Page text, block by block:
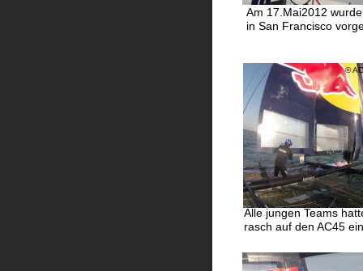
©
Am 17.Mai2012
in San Francisco
Alle jungen Teams
rasch auf den AC45